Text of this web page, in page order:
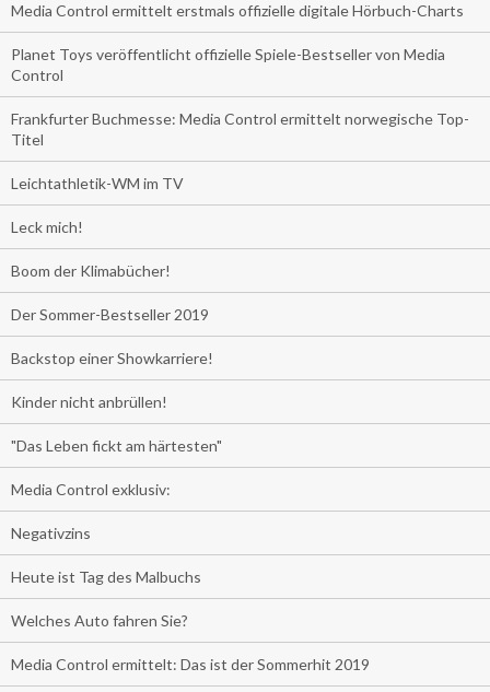
Media Control ermittelt erstmals offizielle digitale Hörbuch-Charts
Planet Toys veröffentlicht offizielle Spiele-Bestseller von Media
Control
Frankfurter Buchmesse: Media Control ermittelt norwegische Top-
Titel
Leichtathletik-WM im TV
Leck mich!
Boom der Klimabücher!
Der Sommer-Bestseller 2019
Backstop einer Showkarriere!
Kinder nicht anbrüllen!
"Das Leben fickt am härtesten"
Media Control exklusiv:
Negativzins
Heute ist Tag des Malbuchs
Welches Auto fahren Sie?
Media Control ermittelt: Das ist der Sommerhit 2019